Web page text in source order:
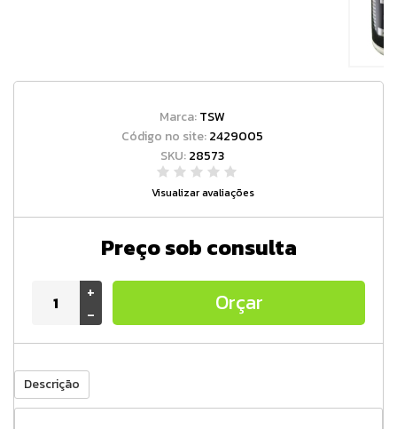
Marca:TSW
Código no site:2429005
SKU:28573
Visualizar avaliações
Preço sob consulta
+
-
Orçar
Descrição